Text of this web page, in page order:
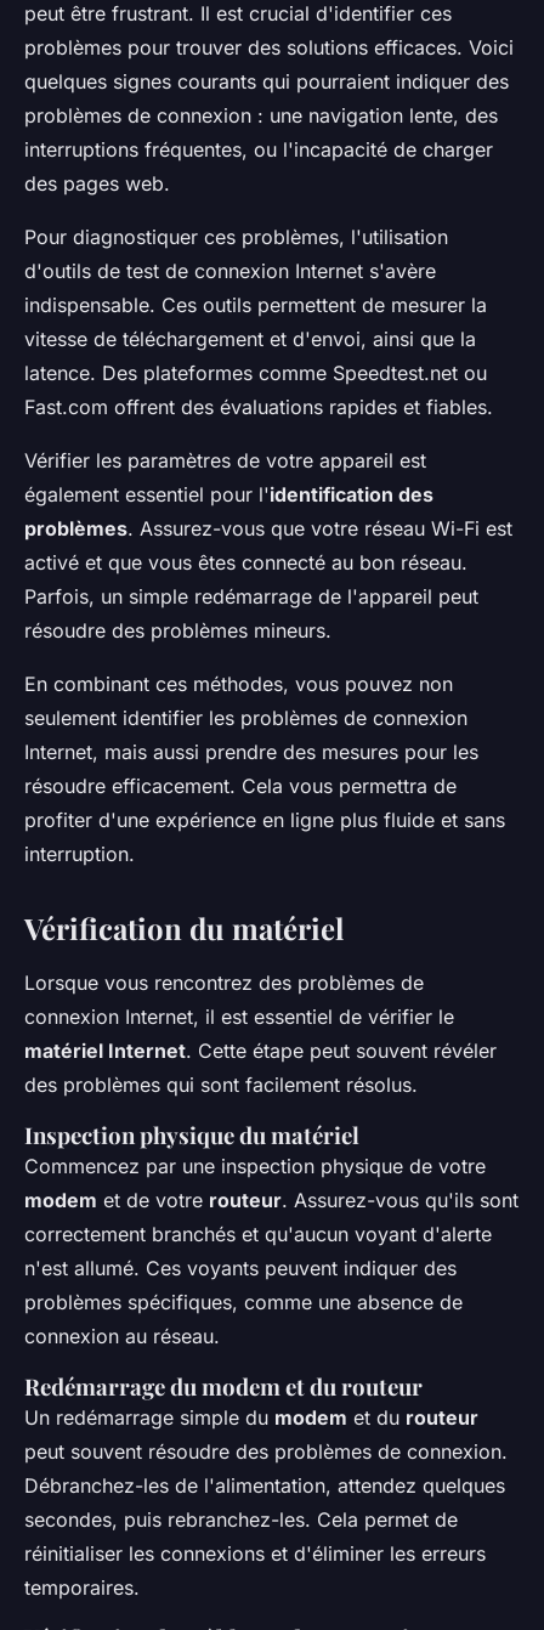
peut être frustrant. Il est crucial d'identifier ces
problèmes pour trouver des solutions efficaces. Voici
quelques signes courants qui pourraient indiquer des
problèmes de connexion : une navigation lente, des
interruptions fréquentes, ou l'incapacité de charger
des pages web.
Pour diagnostiquer ces problèmes, l'utilisation
d'outils de test de connexion Internet s'avère
indispensable. Ces outils permettent de mesurer la
vitesse de téléchargement et d'envoi, ainsi que la
latence. Des plateformes comme Speedtest.net ou
Fast.com offrent des évaluations rapides et fiables.
Vérifier les paramètres de votre appareil est
également essentiel pour l'identification des
problèmes. Assurez-vous que votre réseau Wi-Fi est
activé et que vous êtes connecté au bon réseau.
Parfois, un simple redémarrage de l'appareil peut
résoudre des problèmes mineurs.
En combinant ces méthodes, vous pouvez non
seulement identifier les problèmes de connexion
Internet, mais aussi prendre des mesures pour les
résoudre efficacement. Cela vous permettra de
profiter d'une expérience en ligne plus fluide et sans
interruption.
Vérification du matériel
Lorsque vous rencontrez des problèmes de
connexion Internet, il est essentiel de vérifier le
matériel Internet. Cette étape peut souvent révéler
des problèmes qui sont facilement résolus.
Inspection physique du matériel
Commencez par une inspection physique de votre
modem et de votre routeur. Assurez-vous qu'ils sont
correctement branchés et qu'aucun voyant d'alerte
n'est allumé. Ces voyants peuvent indiquer des
problèmes spécifiques, comme une absence de
connexion au réseau.
Redémarrage du modem et du routeur
Un redémarrage simple du modem et du routeur
peut souvent résoudre des problèmes de connexion.
Débranchez-les de l'alimentation, attendez quelques
secondes, puis rebranchez-les. Cela permet de
réinitialiser les connexions et d'éliminer les erreurs
temporaires.